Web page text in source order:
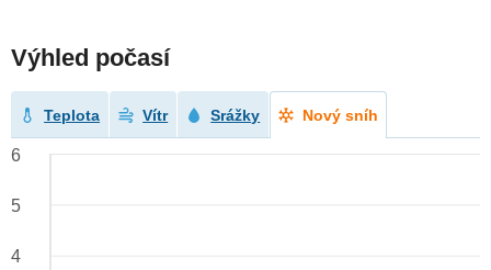
Výhled počasí
Teplota Vítr Srážky Nový sníh
6
5
4